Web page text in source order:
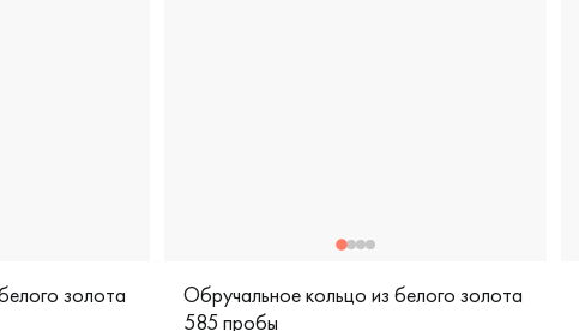
золота
Обручальное кольцо из белого золота
585 пробы